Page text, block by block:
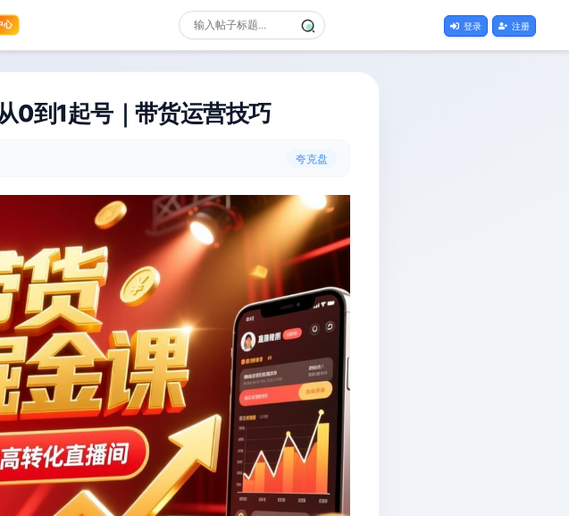
心 登录 注册
0到1起号｜带货运营技巧
夸克盘